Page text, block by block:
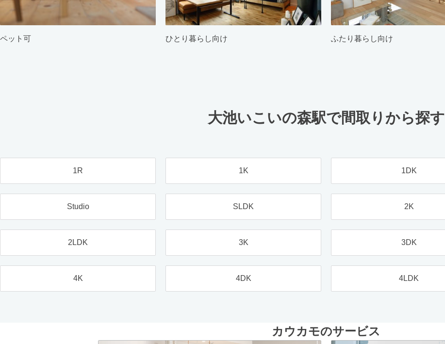
ペット可 ひとり暮らし向け ふたり暮らし向け
大池いこいの森駅で間取りから探す
1R 1K 1DK
Studio SLDK 2K
2LDK 3K 3DK
4K 4DK 4LDK
カウカモのサービス